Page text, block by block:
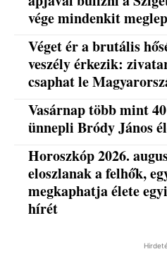
vége mindenkit
Véget ér a brutális
veszély érkezik:
csaphat le
Vasárnap több mint
ünnepli Bródy János
Horoszkóp 2026.
eloszlanak a felhők,
megkaphatja élete
hírét